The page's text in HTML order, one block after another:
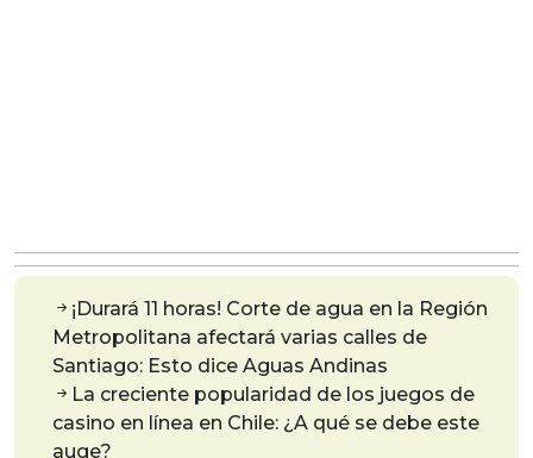
¡Durará 11 horas! Corte de agua en la Región
Metropolitana afectará varias calles de
Santiago: Esto dice Aguas Andinas
La creciente popularidad de los juegos de
casino en línea en Chile: ¿A qué se debe este
auge?